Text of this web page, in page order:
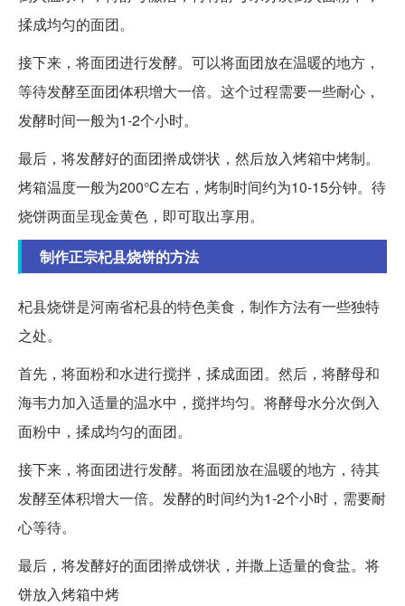
揉成均匀的面团。
接下来，将面团进行发酵。可以将面团放在温暖的地方，
等待发酵至面团体积增大一倍。这个过程需要一些耐心，
发酵时间一般为1-2个小时。
最后，将发酵好的面团擀成饼状，然后放入烤箱中烤制。
烤箱温度一般为200℃左右，烤制时间约为10-15分钟。待
烧饼两面呈现金黄色，即可取出享用。
制作正宗杞县烧饼的方法
杞县烧饼是河南省杞县的特色美食，制作方法有一些独特
之处。
首先，将面粉和水进行搅拌，揉成面团。然后，将酵母和
海韦力加入适量的温水中，搅拌均匀。将酵母水分次倒入
面粉中，揉成均匀的面团。
接下来，将面团进行发酵。将面团放在温暖的地方，待其
发酵至体积增大一倍。发酵的时间约为1-2个小时，需要耐
心等待。
最后，将发酵好的面团擀成饼状，并撒上适量的食盐。将
饼放入烤箱中烤